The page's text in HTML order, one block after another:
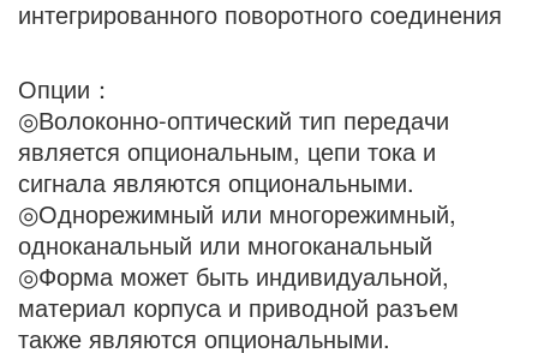
интегрированного поворотного соединения
Опции：
◎Волоконно-оптический тип передачи
является опциональным, цепи тока и
сигнала являются опциональными.
◎Однорежимный или многорежимный,
одноканальный или многоканальный
◎Форма может быть индивидуальной,
материал корпуса и приводной разъем
также являются опциональными.